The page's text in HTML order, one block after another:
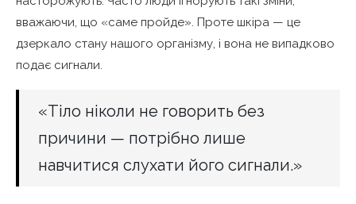
вважаючи, що «саме пройде». Проте шкіра — це
дзеркало стану нашого організму, і вона не випадково
подає сигнали.
«Тіло ніколи не говорить без
причини — потрібно лише
навчитися слухати його сигнали.»